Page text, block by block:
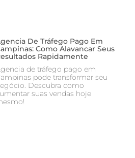
De Tráfego Pago Em
Como Alavancar Seus
Rapidamente
de tráfego pago em
pode transformar seu
Descubra como
suas vendas hoje